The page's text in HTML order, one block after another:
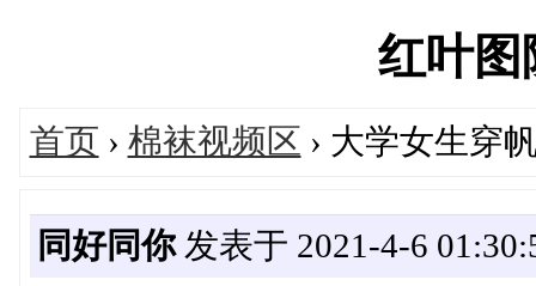
红叶图
首页 › 棉袜视频区 › 大学女生穿
同好同你发表于 2021-4-6